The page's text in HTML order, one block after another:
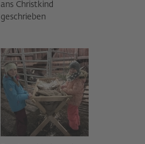
ans Christkind
geschrieben